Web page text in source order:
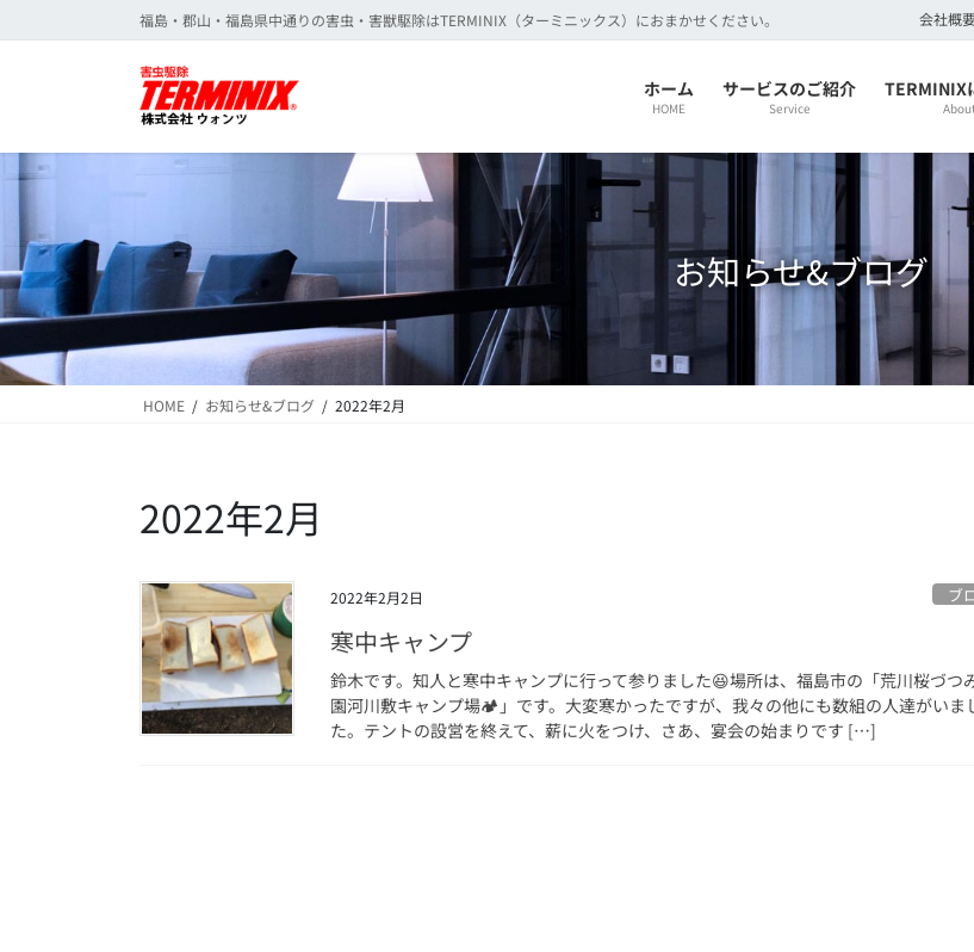
ン
に
移
ビ
ョ
ン
動
福島・郡山・福島県中通りの害虫・害獣駆除はTERMINIX（ターミニックス）におまかせください。 会社概
ホーム
HOME
サービスのご紹介
Service
TERMINIX
お知らせ&ブログ
HOME お知らせ&ブログ 2022年2月
2022年2月
2022年2月2日 ブ
寒中キャンプ
鈴木です。知人と寒中キャンプに行って参りました😆場所は、福島市の「荒川桜づつ
園河川敷キャンプ場🏕」です。大変寒かったですが、我々の他にも数組の人達がいま
た。テントの設営を終えて、薪に火をつけ、さあ、宴会の始まりです […]